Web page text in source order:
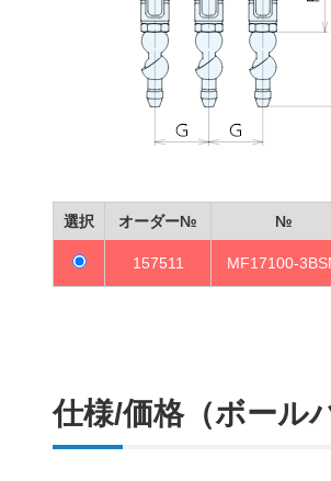
選択 オーダー№ №
157511 MF17100-
仕様/価格（ボール